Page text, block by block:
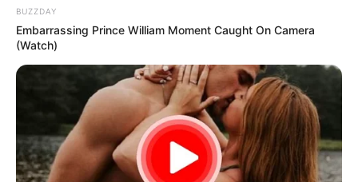
BUZZDAY
Embarrassing Prince William Moment Caught On Camera
(Watch)